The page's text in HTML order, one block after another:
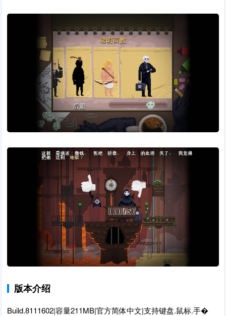
版本介绍
Build.8111602|容量211MB|官方简体中文|支持键盘.鼠标.手�